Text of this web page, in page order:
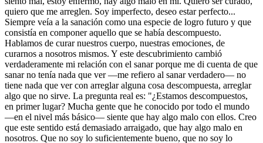
quiero que me arreglen. Soy imperfecto, deseo estar perfecto...
Siempre veía a la sanación como una especie de logro futuro y que
consistía en componer aquello que se había descompuesto.
Hablamos de curar nuestros cuerpo, nuestras emociones, de
curarnos a nosotros mismos. Y este descubrimiento cambió
verdaderamente mi relación con el sanar porque me di cuenta de que
sanar no tenía nada que ver —me refiero al sanar verdadero— no
tiene nada que ver con arreglar alguna cosa descompuesta, arreglar
algo que no sirve. La pregunta real es: "¿Estamos descompuestos,
en primer lugar? Mucha gente que he conocido por todo el mundo
—en el nivel más básico— siente que hay algo malo con ellos. Creo
que este sentido está demasiado arraigado, que hay algo malo en
nosotros. Que no soy lo suficientemente bueno, que no soy lo